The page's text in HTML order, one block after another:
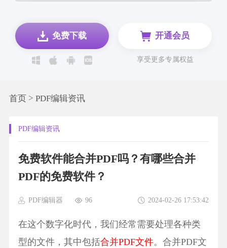
免费下载 开通会员
享受更多专属权益
首页> PDF编辑资讯
PDF编辑资讯
免费软件能合并PDF吗？有哪些合并
PDF的免费软件？
PDF编辑器 2024-02-26 17:53:42
96
在这个数字化时代，我们经常需要处理各种类
型的文件，其中包括合并PDF文件。合并PDF文